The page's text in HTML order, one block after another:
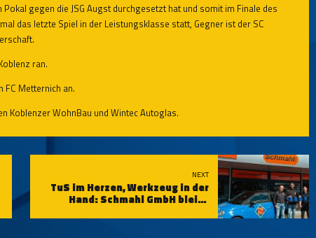
gegen die JSG Augst durchgesetzt hat und somit im Finale des
das letzte Spiel in der Leistungsklasse statt, Gegner ist der SC
ran.
FC Metternich an.
Koblenzer WohnBau und Wintec Autoglas.
NEXT
TuS im Herzen, Werkzeug in der
Hand: Schmahl GmbH bleibt